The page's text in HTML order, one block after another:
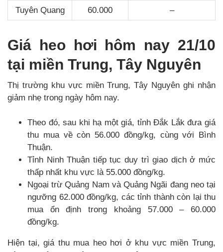
Tuyên Quang 60.000 –
Giá heo hơi hôm nay 21/10
tại miền Trung, Tây Nguyên
Thị trường khu vực miền Trung, Tây Nguyên ghi nhận
giảm nhẹ trong ngày hôm nay.
Theo đó, sau khi hạ một giá, tỉnh Đắk Lắk đưa giá
thu mua về còn 56.000 đồng/kg, cùng với Bình
Thuận.
Tỉnh Ninh Thuận tiếp tục duy trì giao dịch ở mức
thấp nhất khu vực là 55.000 đồng/kg.
Ngoại trừ Quảng Nam và Quảng Ngãi đang neo tại
ngưỡng 62.000 đồng/kg, các tỉnh thành còn lại thu
mua ổn định trong khoảng 57.000 – 60.000
đồng/kg.
Hiện tại, giá thu mua heo hơi ở khu vực miền Trung,